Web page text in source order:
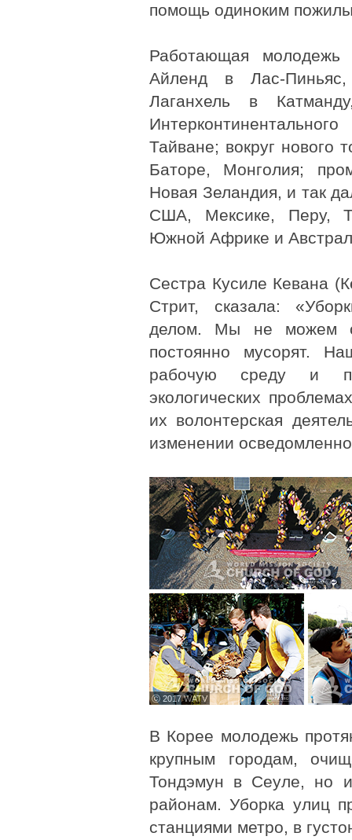
помощь одиноким
Работающая
Айленд в Лас-
Лаганхель в
Тайване; вокруг нового
Баторе, Монголия;
Новая Зеландия, и так
США, Мексике, Перу,
Южной Африке и
Сестра Кусиле Кевана
Стрит, сказала:
делом. Мы не можем
постоянно мусорят.
рабочую среду и
экологических
их волонтерская
изменении
ⓒ 2017 WATV
В Корее молодежь
крупным городам,
Тондэмун в Сеуле, но
районам. Уборка улиц
станциями метро, в